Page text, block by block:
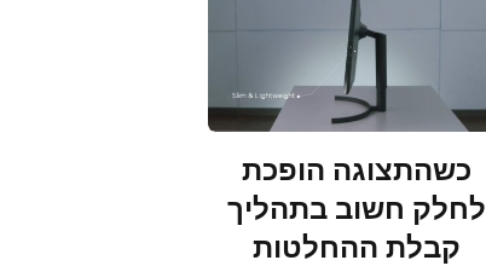
כשהתצוגה הופכת
לחלק חשוב בתהליך
קבלת ההחלטות